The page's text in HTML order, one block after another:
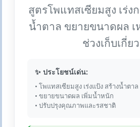
สูตรโพแทสเซียมสูง เร่ง
น้ำตาล ขยายขนาดผล เ
ช่วงเก็บเกี่ยว
✨ ประโยชน์เด่น:
• โพแทสเซียมสูง เร่งแป้ง สร้างน้ำตาล
• ขยายขนาดผล เพิ่มน้ำหนัก
• ปรับปรุงคุณภาพและรสชาติ